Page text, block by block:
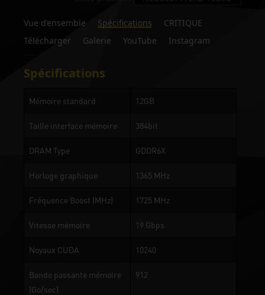
Vue d’ensemble Spécifications
CRITIQUE
Télécharger
Galerie YouTube Instagram
Spécifications
Mémoire standard 12GB
Taille interface mémoire 384bit
DRAM Type GDDR6X
Horloge graphique 1365 MHz
Fréquence Boost (MHz) 1725 MHz
Vitesse mémoire 19 Gbps
Noyaux CUDA 10240
Bande passante mémoire
(Go/sec)
912